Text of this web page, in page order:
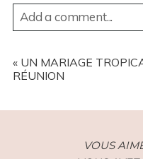
Add a comment...
REQUIRED FIELDS
« UN MARIAGE
RÉUNION
VOUS